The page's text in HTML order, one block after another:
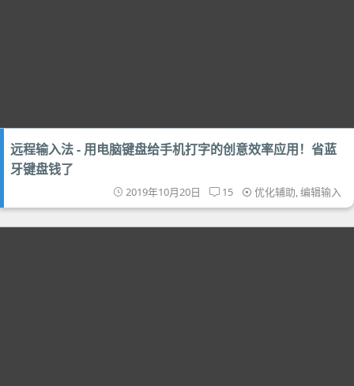
远程输入法 - 用电脑键盘给手机打字的创意效率应用！省蓝
牙键盘钱了
2019年10月20日 15 优化辅助,编辑输入